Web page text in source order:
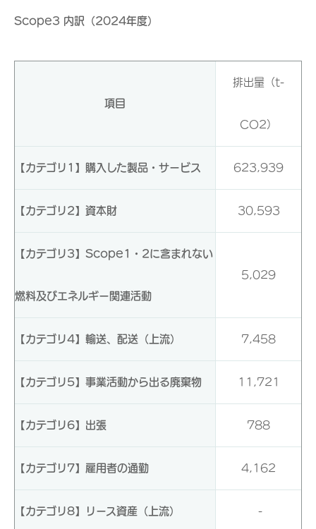
Scope3 内訳（2024年度）
項目
排出量（t-
CO2）
【カテゴリ1】購入した製品・サービス 623,939
【カテゴリ2】資本財 30,593
【カテゴリ3】Scope1・2に含まれない
燃料及びエネルギー関連活動
5,029
【カテゴリ4】輸送、配送（上流） 7,458
【カテゴリ5】事業活動から出る廃棄物 11,721
【カテゴリ6】出張 788
【カテゴリ7】雇用者の通勤 4,162
【カテゴリ8】リース資産（上流） -